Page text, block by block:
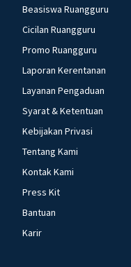
Beasiswa Ruangguru
Cicilan Ruangguru
Promo Ruangguru
Laporan Kerentanan
Layanan Pengaduan
Syarat & Ketentuan
Kebijakan Privasi
Tentang Kami
Kontak Kami
Press Kit
Bantuan
Karir